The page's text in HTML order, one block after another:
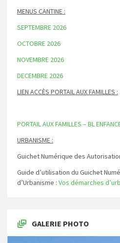
MENUS CANTINE :
SEPTEMBRE 2026
OCTOBRE 2026
NOVEMBRE 2026
DECEMBRE 2026
LIEN ACCÈS PORTAIL AUX FAMILLES :
PORTAIL AUX FAMILLES – BL
URBANISME :
Guichet Numérique des
Guide d’utilisation du Guichet
d’Urbanisme : Vos démarches
GALERIE PHOTO